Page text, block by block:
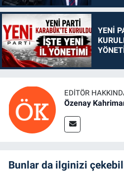
YENİ
EDITÖR
Özenay
Bunlar da ilginizi